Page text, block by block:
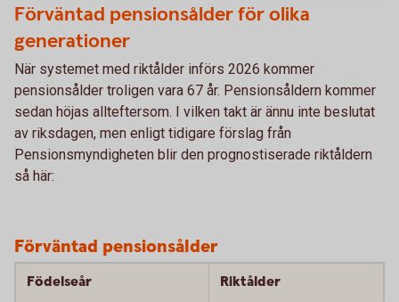
Förväntad pensionsålder för olika
generationer
När systemet med riktålder införs 2026 kommer
pensionsålder troligen vara 67 år. Pensionsåldern kommer
sedan höjas allteftersom. I vilken takt är ännu inte beslutat
av riksdagen, men enligt tidigare förslag från
Pensionsmyndigheten blir den prognostiserade riktåldern
så här:
Förväntad pensionsålder
Födelseår Riktålder